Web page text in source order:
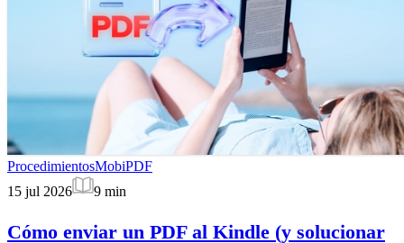
ProcedimientosMobiPDF
15 jul 2026
9 min
Cómo enviar un PDF al Kindle (y solucionar